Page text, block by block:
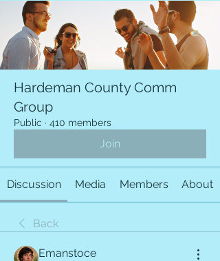
Hardeman County Comm
Group
Public · 410 members
Join
Discussion Media Members About
Back
Emanstoce